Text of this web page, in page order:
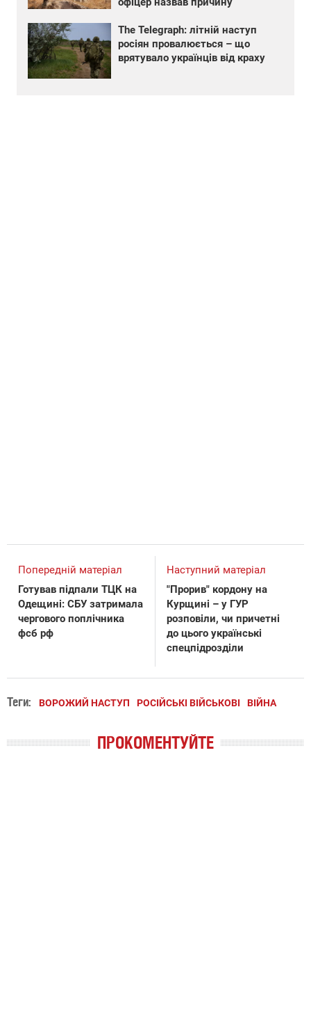
The Telegraph: літній наступ
росіян провалюється – що
врятувало українців від краху
Попередній матеріал
Готував підпали ТЦК на
Одещині: СБУ затримала
чергового поплічника
фсб рф
Наступний матеріал
"Прорив" кордону на
Курщині – у ГУР
розповіли, чи причетні
до цього українські
спецпідрозділи
Теги: ВОРОЖИЙ НАСТУП РОСІЙСЬКІ ВІЙСЬКОВІ ВІЙНА
ПРОКОМЕНТУЙТЕ